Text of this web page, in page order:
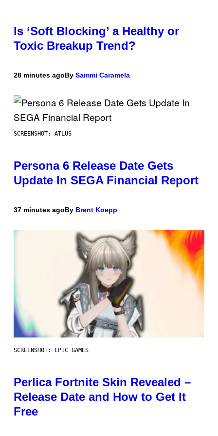
Is ‘Soft Blocking’ a Healthy or
Toxic Breakup Trend?
28 minutes agoBy Sammi Caramela
SCREENSHOT: ATLUS
Persona 6 Release Date Gets
Update In SEGA Financial Report
37 minutes agoBy Brent Koepp
SCREENSHOT: EPIC GAMES
Perlica Fortnite Skin Revealed –
Release Date and How to Get It
Free